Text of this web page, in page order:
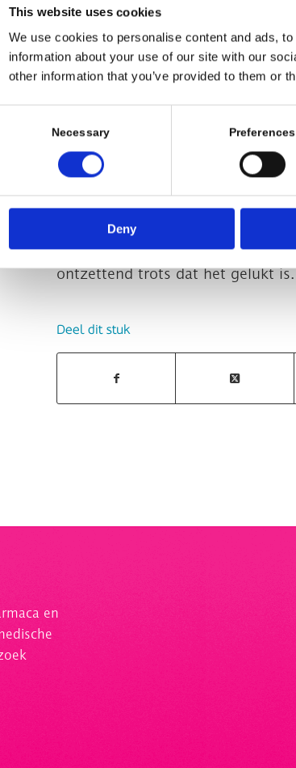
This website uses cookies
We use cookies to personalise content and ads,
information about your use of our site with our
other information that you’ve provided to them or
Necessary Preferences
Deny
Daar is de eerste FDG,
fantastische mijlpaal. We
ontzettend trots dat het gelukt is.
Deel dit stuk
en